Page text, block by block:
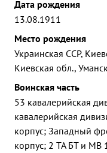
Дата рождения
13.08.1911
Место рождения
Украинская ССР,
Киевская обл.,
Воинская часть
53 кавалерийская
кавалерийская
корпус; Западный
корпус; 2 ТА БТ и МВ